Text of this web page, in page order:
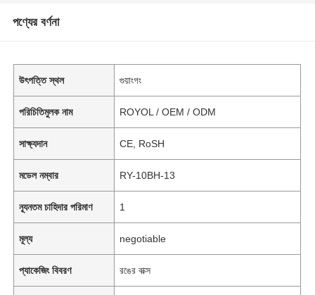
পণ্যের বর্ণনা
উৎপত্তি স্থল গুয়াংগং
পরিচিতিমুলক নাম ROYOL / OEM / ODM
সাক্ষ্যদান CE, RoSH
মডেল নম্বার RY-10BH-13
ন্যূনতম চাহিদার পরিমাণ 1
মূল্য negotiable
প্যাকেজিং বিবরণ রঙের বাক্স